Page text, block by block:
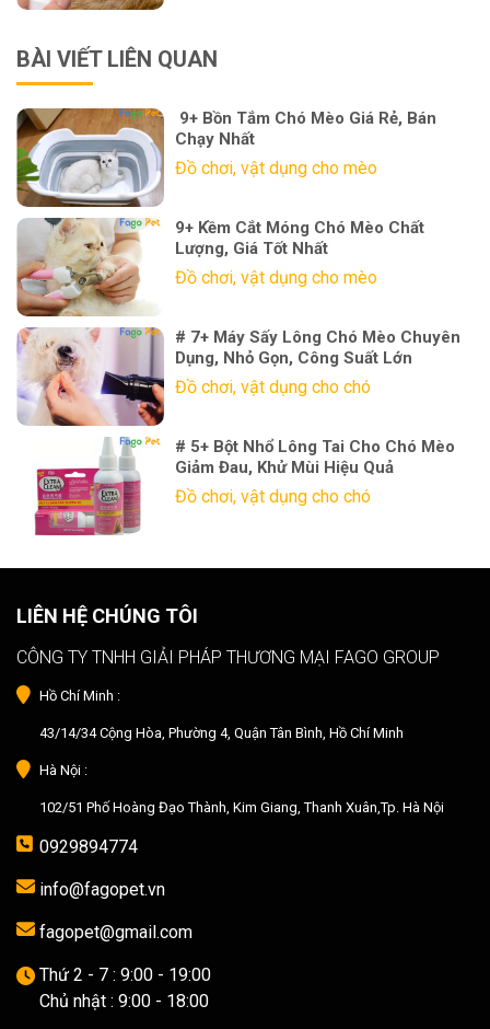
BÀI VIẾT LIÊN QUAN
9+ Bồn Tắm Chó Mèo Giá Rẻ, Bán
Chạy Nhất
Đồ chơi, vật dụng cho mèo
9+ Kềm Cắt Móng Chó Mèo Chất
Lượng, Giá Tốt Nhất
Đồ chơi, vật dụng cho mèo
# 7+ Máy Sấy Lông Chó Mèo Chuyên
Dụng, Nhỏ Gọn, Công Suất Lớn
Đồ chơi, vật dụng cho chó
# 5+ Bột Nhổ Lông Tai Cho Chó Mèo
Giảm Đau, Khử Mùi Hiệu Quả
Đồ chơi, vật dụng cho chó
LIÊN HỆ CHÚNG TÔI
CÔNG TY TNHH GIẢI PHÁP THƯƠNG MẠI FAGO GROUP
Hồ Chí Minh :
43/14/34 Cộng Hòa, Phường 4, Quận Tân Bình, Hồ Chí Minh
Hà Nội :
102/51 Phố Hoàng Đạo Thành, Kim Giang, Thanh Xuân,Tp. Hà Nội
0929894774
info@fagopet.vn
fagopet@gmail.com
Thứ 2 - 7 : 9:00 - 19:00
Chủ nhật : 9:00 - 18:00